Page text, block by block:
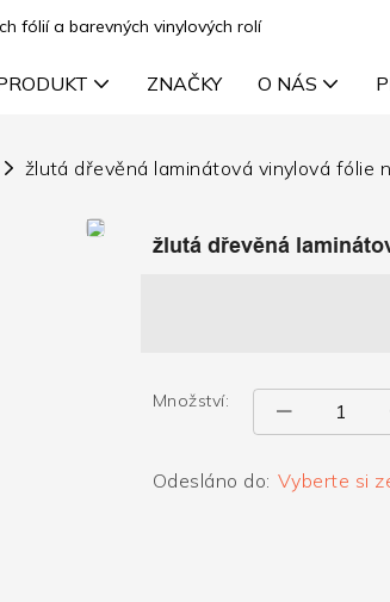
fólií a barevných vinylových rolí
ZNAČKY O NÁS
žlutá dřevěná laminátová vinylová fólie
žlutá dřevěná
Množství:
Odesláno do: Vyberte si